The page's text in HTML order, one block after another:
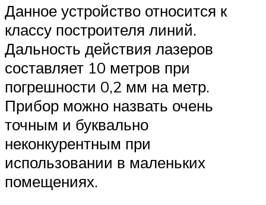
Данное устройство относится к
классу построителя линий.
Дальность действия лазеров
составляет 10 метров при
погрешности 0,2 мм на метр.
Прибор можно назвать очень
точным и буквально
неконкурентным при
использовании в маленьких
помещениях.